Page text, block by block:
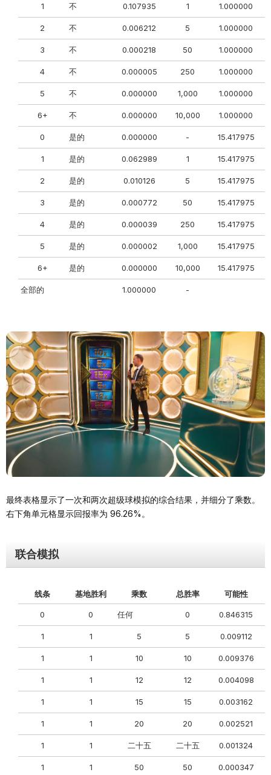
1 不 0.107935 1 1.000000
2 不 0.006212 5 1.000000
3 不 0.000218 50 1.000000
4 不 0.000005 250 1.000000
5 不 0.000000 1,000 1.000000
6+ 不 0.000000 10,000 1.000000
0 是的 0.000000 - 15.417975
1 是的 0.062989 1 15.417975
2 是的 0.010126 5 15.417975
3 是的 0.000772 50 15.417975
4 是的 0.000039 250 15.417975
5 是的 0.000002 1,000 15.417975
6+ 是的 0.000000 10,000 15.417975
全部的 1.000000 -
最终表格显示了一次和两次超级球模拟的综合结果，并细分了乘数。
右下角单元格显示回报率为 96.26%。
联合模拟
线条 基地胜利 乘数 总胜率 可能性
0 0 任何 0 0.846315
1 1 5 5 0.009112
1 1 10 10 0.009376
1 1 12 12 0.004098
1 1 15 15 0.003162
1 1 20 20 0.002521
1 1 二十五 二十五 0.001324
1 1 50 50 0.000347